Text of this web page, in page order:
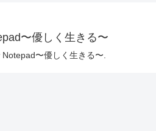
〜優しく生きる〜
〜優しく生きる〜.